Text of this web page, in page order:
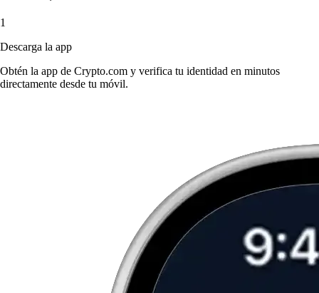
1
Descarga la app
Obtén la app de Crypto.com y verifica tu identidad en minutos
directamente desde tu móvil.